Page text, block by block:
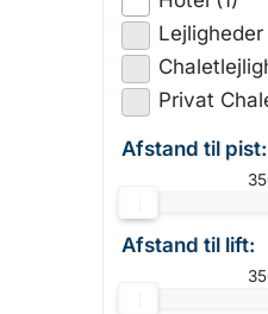
Lejligheder
Privat
Afstand til pist:
Afstand til lift: